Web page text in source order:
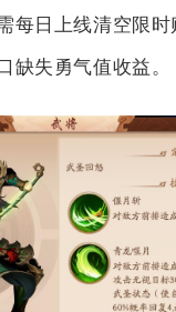
每日上线清空限
缺失勇气值收益。